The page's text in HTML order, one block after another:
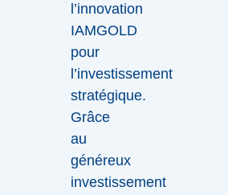
l’innovation
IAMGOLD
pour
l’investissement
stratégique.
Grâce
au
généreux
investissement